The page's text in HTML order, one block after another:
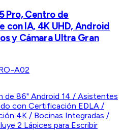
Pro, Centro de
con IA, 4K UHD, Android
y Cámara Ultra Gran
A02